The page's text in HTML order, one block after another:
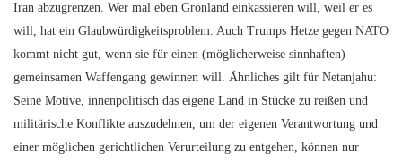
Iran abzugrenzen. Wer mal eben Grönland einkassieren will, weil er es
will, hat ein Glaubwürdigkeitsproblem. Auch Trumps Hetze gegen NATO
kommt nicht gut, wenn sie für einen (möglicherweise sinnhaften)
gemeinsamen Waffengang gewinnen will. Ähnliches gilt für Netanjahu:
Seine Motive, innenpolitisch das eigene Land in Stücke zu reißen und
militärische Konflikte auszudehnen, um der eigenen Verantwortung und
einer möglichen gerichtlichen Verurteilung zu entgehen, können nur